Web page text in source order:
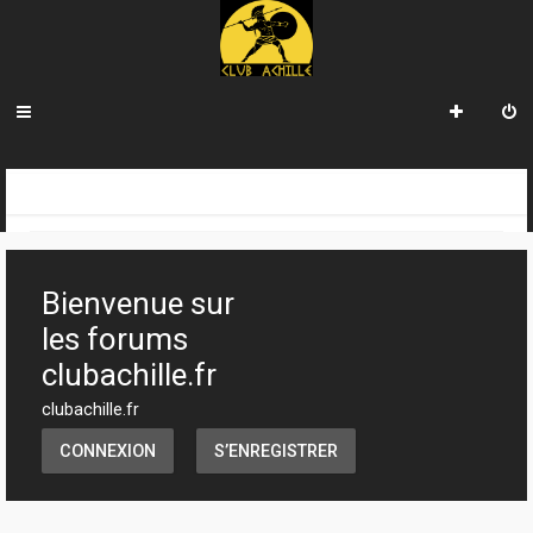
Bienvenue sur
les forums
clubachille.fr
clubachille.fr
CONNEXION S’ENREGISTRER